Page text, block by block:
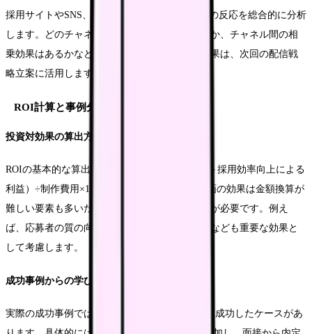
採用サイトやSNS、説明会など、各チャネルでの反応を総合的に分析
します。どのチャネルからの流入が最も効果的か、チャネル間の相
乗効果はあるかなどを確認します。この分析結果は、次回の配信戦
略立案に活用します。
ROI計算と事例分析
投資対効果の算出方法
ROIの基本的な算出式は「（採用コスト削減額＋採用効率向上による
利益）÷制作費用×100」です。ただし、採用動画の効果は金額換算が
難しい要素も多いため、複数の視点からの評価が必要です。例え
ば、応募者の質の向上や、採用ブランドの強化なども重要な効果と
して考慮します。
成功事例からの学び
実際の成功事例では、3ヶ月で制作費用の回収に成功したケースがあ